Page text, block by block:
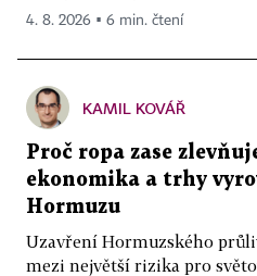
4. 8. 2026 ▪ 6 min. čtení
KAMIL KOVÁŘ
Proč ropa zase
ekonomika a trhy
Hormuzu
Uzavření Hormuzského
mezi největší rizika pro